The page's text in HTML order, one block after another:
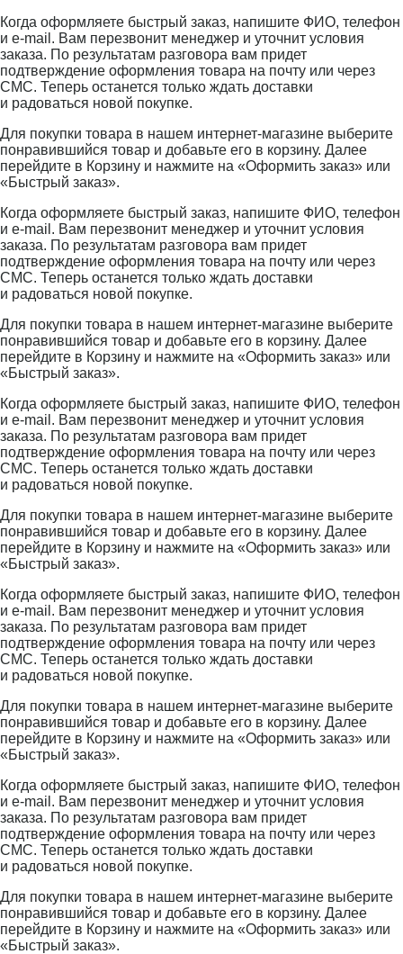
Когда оформляете быстрый заказ, напишите ФИО, телефон
и e-mail. Вам перезвонит менеджер и уточнит условия
заказа. По результатам разговора вам придет
подтверждение оформления товара на почту или через
СМС. Теперь останется только ждать доставки
и радоваться новой покупке.
Для покупки товара в нашем интернет-магазине выберите
понравившийся товар и добавьте его в корзину. Далее
перейдите в Корзину и нажмите на «Оформить заказ» или
«Быстрый заказ».
Когда оформляете быстрый заказ, напишите ФИО, телефон
и e-mail. Вам перезвонит менеджер и уточнит условия
заказа. По результатам разговора вам придет
подтверждение оформления товара на почту или через
СМС. Теперь останется только ждать доставки
и радоваться новой покупке.
Для покупки товара в нашем интернет-магазине выберите
понравившийся товар и добавьте его в корзину. Далее
перейдите в Корзину и нажмите на «Оформить заказ» или
«Быстрый заказ».
Когда оформляете быстрый заказ, напишите ФИО, телефон
и e-mail. Вам перезвонит менеджер и уточнит условия
заказа. По результатам разговора вам придет
подтверждение оформления товара на почту или через
СМС. Теперь останется только ждать доставки
и радоваться новой покупке.
Для покупки товара в нашем интернет-магазине выберите
понравившийся товар и добавьте его в корзину. Далее
перейдите в Корзину и нажмите на «Оформить заказ» или
«Быстрый заказ».
Когда оформляете быстрый заказ, напишите ФИО, телефон
и e-mail. Вам перезвонит менеджер и уточнит условия
заказа. По результатам разговора вам придет
подтверждение оформления товара на почту или через
СМС. Теперь останется только ждать доставки
и радоваться новой покупке.
Для покупки товара в нашем интернет-магазине выберите
понравившийся товар и добавьте его в корзину. Далее
перейдите в Корзину и нажмите на «Оформить заказ» или
«Быстрый заказ».
Когда оформляете быстрый заказ, напишите ФИО, телефон
и e-mail. Вам перезвонит менеджер и уточнит условия
заказа. По результатам разговора вам придет
подтверждение оформления товара на почту или через
СМС. Теперь останется только ждать доставки
и радоваться новой покупке.
Для покупки товара в нашем интернет-магазине выберите
понравившийся товар и добавьте его в корзину. Далее
перейдите в Корзину и нажмите на «Оформить заказ» или
«Быстрый заказ».